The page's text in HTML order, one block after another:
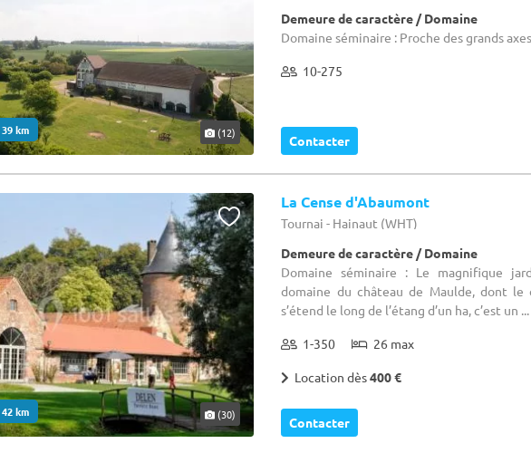
km (12)
Demeure de caractère / Domaine
Domaine séminaire : Proche des grands
10-275
Contacter
km (30)
La Cense d'Abaumont
Tournai - Hainaut (WHT)
Demeure de caractère / Domaine
Domaine séminaire : Le magnifique
domaine du château de Maulde, dont le
s’étend le long de l’étang d’un ha, c’est un ...
1-350 26 max
Location dès400 €
Contacter